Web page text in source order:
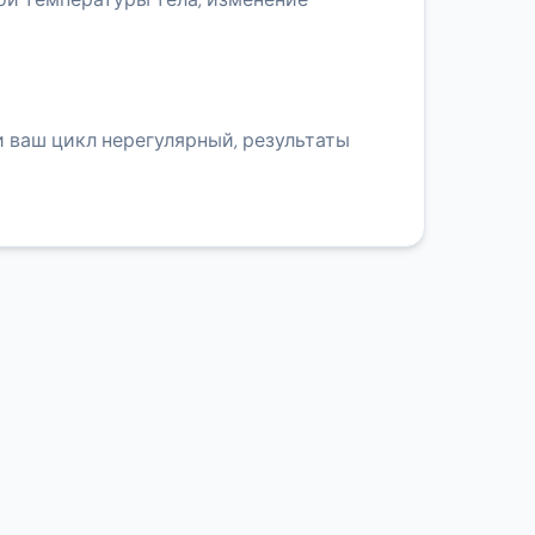
цикл нерегулярный, результаты